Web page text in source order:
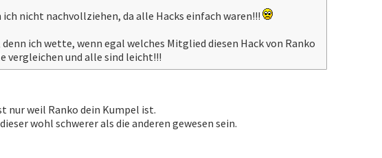
nicht nachvollziehen, da alle Hacks einfach waren!!!
ich wette, wenn egal welches Mitglied diesen Hack von Ranko
vergleichen und alle sind leicht!!!
nur weil Ranko dein Kumpel ist.
wohl schwerer als die anderen gewesen sein.